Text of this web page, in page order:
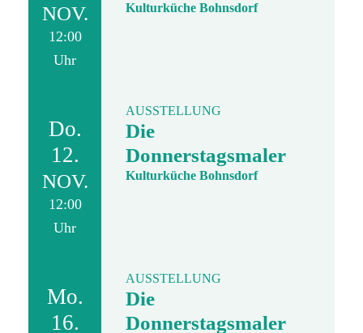
NOV.
12:00
Uhr
Kulturküche Bohnsdorf
Do.
12.
NOV.
12:00
Uhr
AUSSTELLUNG
Die
Donnerstagsmaler
Kulturküche Bohnsdorf
Mo.
16.
AUSSTELLUNG
Die
Donnerstagsmaler